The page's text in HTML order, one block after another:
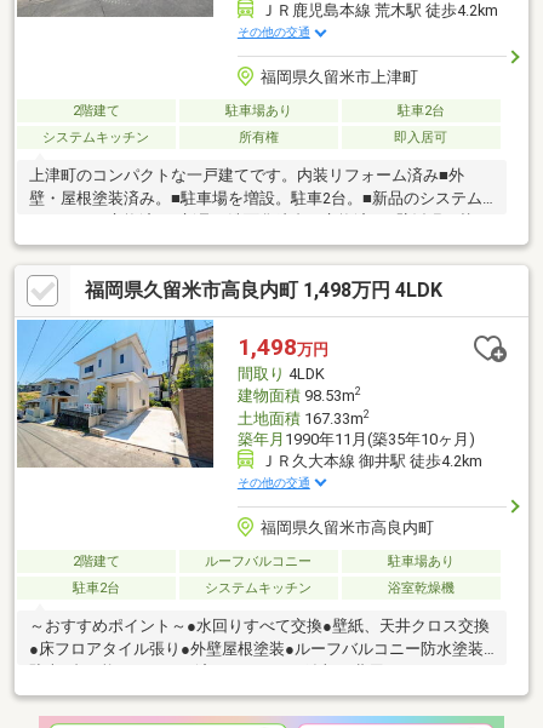
ＪＲ鹿児島本線 荒木駅 徒歩4.2km
その他の交通
福岡県久留米市上津町
2階建て 駐車場あり
駐車2台
システムキッチン
所有権 即入居可
上津町のコンパクトな一戸建てです。内装リフォーム済み■外
壁・屋根塗装済み。■駐車場を増設。駐車2台。■新品のシステム
済み
福岡県久留米市高良内町 1,498万円 4LDK
1,498万円
間取り 4LDK
建物面積98.53m2
土地面積167.33m2
築年月 1990年11月(築35年10ヶ月)
ＪＲ久大本線 御井駅 徒歩4.2km
その他の交通
福岡県久留米市高良内町
2階建て ルーフバルコニー
駐車場あり
駐車2台
システムキッチン 浴室乾燥機
～おすすめポイント～●水回りすべて交換●壁紙、天井クロス交換
●床フロアタイル張り●外壁屋根塗装●ルーフバルコニー防水塗装●
くそのまま住み始めれます。諸費用含めて住宅ローンを借りても
35年払いであれば4万円台。駐車場もあって、ペットも飼えて、